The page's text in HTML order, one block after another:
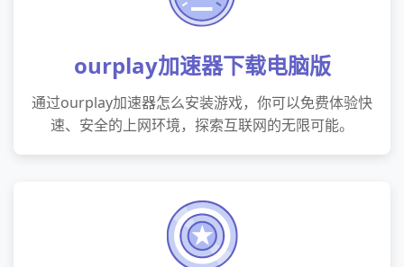
ourplay加速器下载电脑版
通过ourplay加速器怎么安装游戏，你可以免费体验快
速、安全的上网环境，探索互联网的无限可能。